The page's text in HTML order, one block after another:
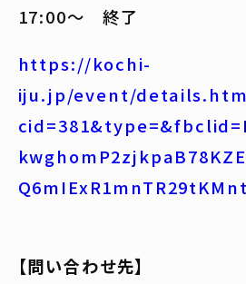
17:00～ 終了
https://kochi-
iju.jp/event/
【問い合わせ先】